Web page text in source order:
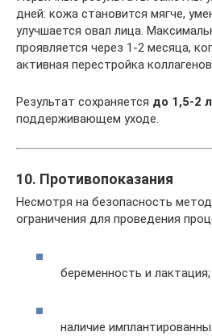
дней: кожа становится мягче,
улучшается овал лица.
проявляется через 1-2 месяца,
активная перестройка
Результат сохраняется до 1,5-2
поддерживающем уходе.
10. Противопоказания
Несмотря на безопасность
ограничения для проведения
беременность и лактация;
наличие